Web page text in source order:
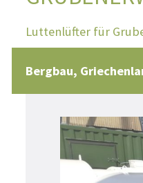
Luttenlüfter für
Bergbau